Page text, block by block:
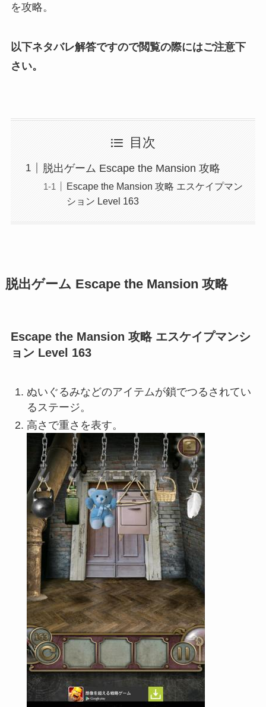
を攻略。
以下ネタバレ解答ですので閲覧の際にはご注意下
さい。
目次
脱出ゲーム Escape the Mansion 攻略
Escape the Mansion 攻略 エスケイプマン
ション Level 163
脱出ゲーム Escape the Mansion 攻略
Escape the Mansion 攻略 エスケイプマンシ
ョン Level 163
ぬいぐるみなどのアイテムが鎖でつるされてい
るステージ。
高さで重さを表す。